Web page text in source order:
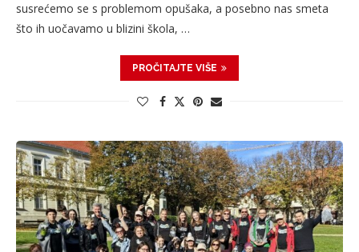
susrećemo se s problemom opušaka, a posebno nas smeta
što ih uočavamo u blizini škola, …
PROČITAJTE VIŠE